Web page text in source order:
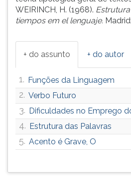
WEIRINCH, H. (1968).
tiempos em el lenguaje.
+ do assunto + do autor
1. Funções da Linguagem
2. Verbo Futuro
3. Dificuldades no Emprego
4. Estrutura das Palavras
5. Acento é Grave, O